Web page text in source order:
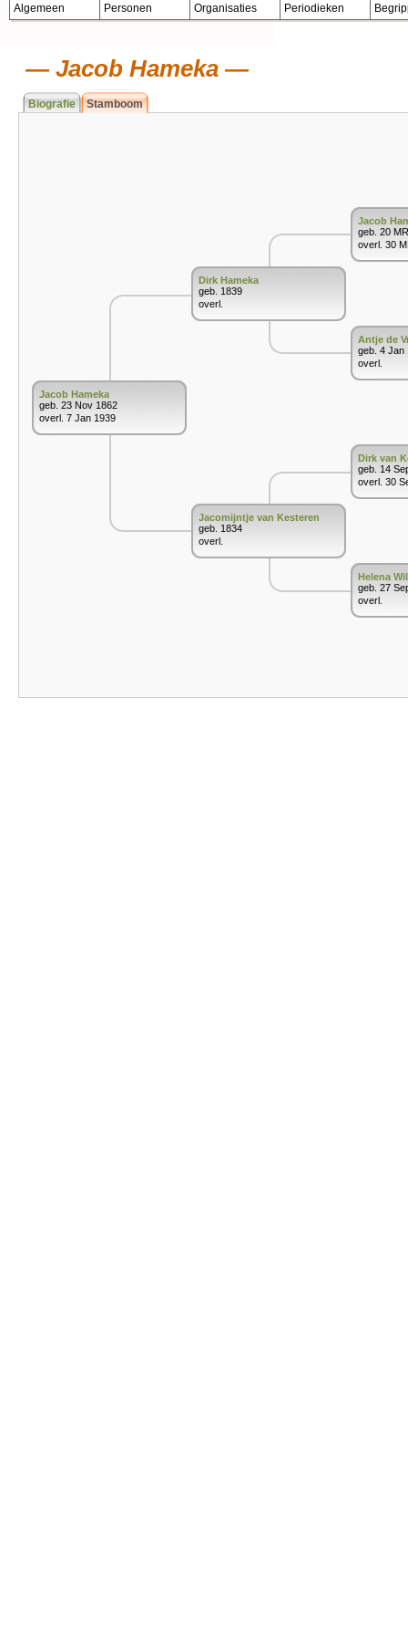
Algemeen Personen Organisaties Periodieken
Jacob Hameka
Biografie Stamboom
Jacob Hameka
geb. 23 Nov 1862
overl. 7 Jan 1939
Dirk Hameka
geb. 1839
overl.
Jacomijntje van Kesteren
geb. 1834
overl.
Jacob
geb. 20
overl. 30
Antje de
geb. 4 Jan
overl.
Dirk van
geb. 14
overl. 30
Helena
geb. 27
overl.